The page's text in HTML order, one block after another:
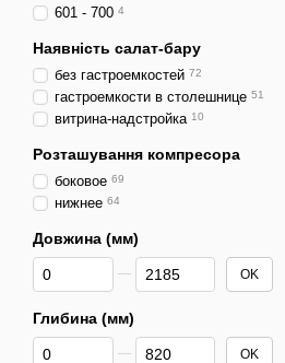
601 - 700 4
Наявність салат-бару
без гастроемкостей 72
гастроемкости в столешнице 51
витрина-надстройка 10
Розташування компресора
боковое 69
нижнее 64
Довжина (мм)
От Довжина (мм)
До Довжина (мм) OK
Глибина (мм)
От Глибина (мм)
До Глибина (мм) OK